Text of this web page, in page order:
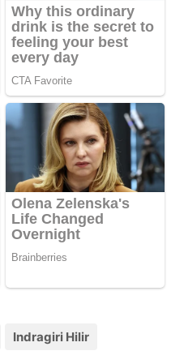
Indragiri Hilir